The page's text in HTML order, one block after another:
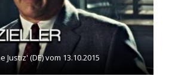
Justiz' (DE) vom 13.10.2015